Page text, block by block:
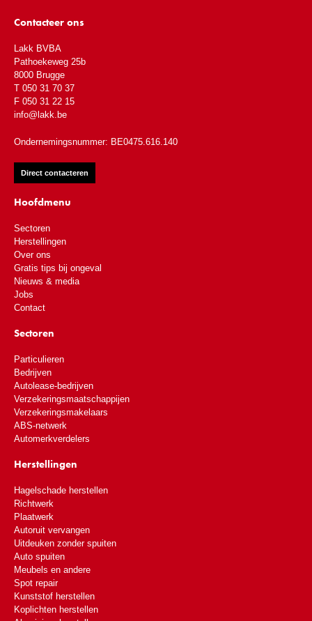
Contacteer ons
Lakk BVBA
Pathoekeweg 25b
8000 Brugge
T 050 31 70 37
F 050 31 22 15
info@lakk.be
Ondernemingsnummer: BE0475.616.140
Direct contacteren
Hoofdmenu
Sectoren
Herstellingen
Over ons
Gratis tips bij ongeval
Nieuws & media
Jobs
Contact
Sectoren
Particulieren
Bedrijven
Autolease-bedrijven
Verzekeringsmaatschappijen
Verzekeringsmakelaars
ABS-netwerk
Automerkverdelers
Herstellingen
Hagelschade herstellen
Richtwerk
Plaatwerk
Autoruit vervangen
Uitdeuken zonder spuiten
Auto spuiten
Meubels en andere
Spot repair
Kunststof herstellen
Koplichten herstellen